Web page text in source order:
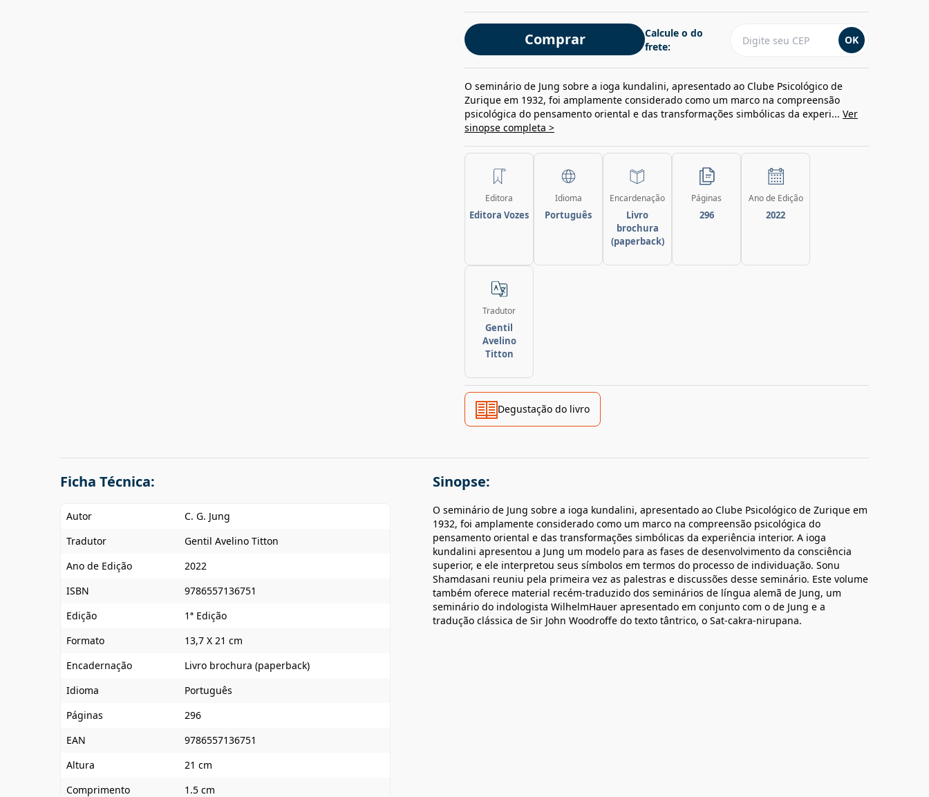
Comprar
Calcule o do
frete:
OK
O seminário de Jung sobre a ioga kundalini, apresentado ao Clube Psicológico de
Zurique em 1932, foi amplamente considerado como um marco na compreensão
psicológica do pensamento oriental e das transformações simbólicas da experi... Ver
sinopse completa >
Editora
Editora Vozes
Idioma
Português
Encardenação
Livro
brochura
(paperback)
Páginas
296
Ano de Edição
2022
Tradutor
Gentil
Avelino
Titton
Degustação do livro
Ficha Técnica:
Autor
C. G. Jung
Tradutor
Gentil Avelino Titton
Ano de Edição
2022
ISBN
9786557136751
Edição
1ª Edição
Formato
13,7 X 21 cm
Encadernação
Livro brochura (paperback)
Idioma
Português
Páginas
296
EAN
9786557136751
Altura
21 cm
Comprimento
1.5 cm
Sinopse:
O seminário de Jung sobre a ioga kundalini, apresentado ao Clube Psicológico de Zurique em
1932, foi amplamente considerado como um marco na compreensão psicológica do
pensamento oriental e das transformações simbólicas da experiência interior. A ioga
kundalini apresentou a Jung um modelo para as fases de desenvolvimento da consciência
superior, e ele interpretou seus símbolos em termos do processo de individuação. Sonu
Shamdasani reuniu pela primeira vez as palestras e discussões desse seminário. Este volume
também oferece material recém-traduzido dos seminários de língua alemã de Jung, um
seminário do indologista WilhelmHauer apresentado em conjunto com o de Jung e a
tradução clássica de Sir John Woodroffe do texto tântrico, o Sat-cakra-nirupana.